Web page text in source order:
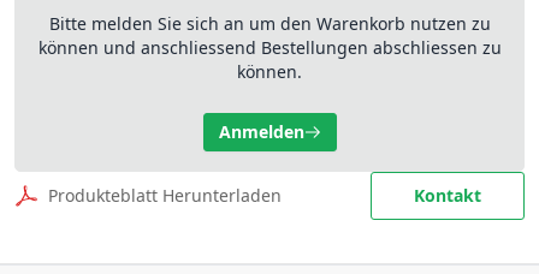
Bitte melden Sie sich an um den Warenkorb nutzen zu
können und anschliessend Bestellungen abschliessen zu
können.
Anmelden
Produkteblatt Herunterladen Kontakt